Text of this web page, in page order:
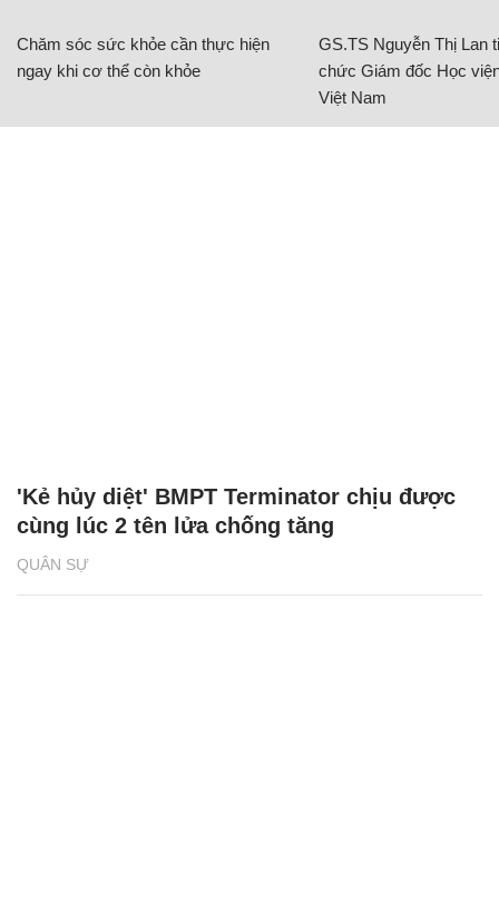
Chăm sóc sức khỏe cần thực hiện
ngay khi cơ thể còn khỏe
GS.TS Nguyễn Thị Lan
chức Giám đốc Học
Việt Nam
QUÂN SỰ
'Kẻ hủy diệt' BMPT Terminator chịu được
cùng lúc 2 tên lửa chống tăng